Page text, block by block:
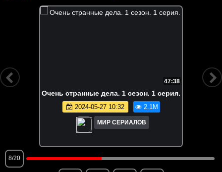
6:55:58
Вне кампуса. Все серии
2026-05-20 13:40 1.8M
МИР СЕРИАЛОВ
9/20